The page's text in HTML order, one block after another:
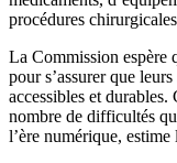
procédures
La Commission espère
pour s’assurer que
accessibles et
nombre de difficultés
l’ère numérique,